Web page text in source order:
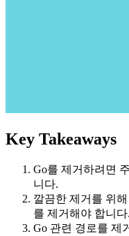
Key Takeaways
Go를 제거하려면
니다.
깔끔한 제거를 위해
를 제거해야 합니다.
Go 관련 경로를 제